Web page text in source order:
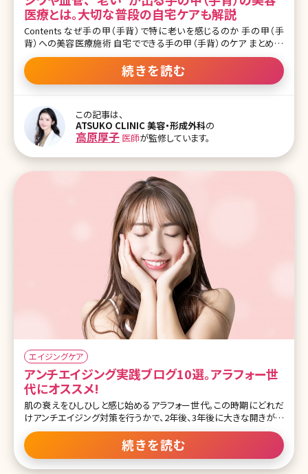
医療とは。大切な普段の自宅ケアも解説
Contents なぜ手の甲（手背）で特に老いを感じるのか 手の甲（手
背）への美容医療施術 自宅でできる手の甲（手背）のケア まとめ よ
く、芸能人で顔はとても若々しく綺麗なのに、体のパーツで老いを感
じるなんてことありませんか?よく言われるパーツとしては首と手の
甲が挙げられます。また、美容医療に初めてくる方の中にお悩みとし
いなかったけれど、気づいたらしわしわでおばあさんのような手にな
ってしまって、どうして良いのかわからない。なんとかなりませんか」
と患者様からよく聞かれます。確かに、手の甲や首はパーツとしてよく
目に入る部分ですし、顔はUVケアや保湿をしっかりしていても、体は
UVケアや保湿ができていないという方がとても多いです。 ロート製薬
続きを読む
この記事は、
ATSUKO CLINIC 美容・形成外科の
高原厚子 医師が監修しています。
エイジングケア
アンチエイジング実践ブログ10選。アラフォー世
代にオススメ!
肌の衰えをひしひしと感じ始めるアラフォー世代。この時期にどれだ
けアンチエイジング対策を行うかで、2年後、3年後に大きな開きが出
てきますから、ぜひしっかりと対策を取っておきたいもの。 ここでは、
美の追求に余念がないアラフォー世代の皆さんが実践しているアン
チエイジング対策をご紹介しているブログを10選いたしました!50代、
60代になってもキレイでいるためにぜひ、参考にして自分磨きに励ん
続きを読む